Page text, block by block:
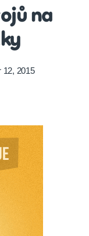
na
12, 2015